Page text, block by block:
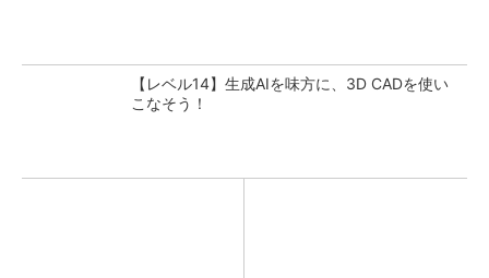
【レベル14】生成AIを味方に、3D CADを使い
こなそう！